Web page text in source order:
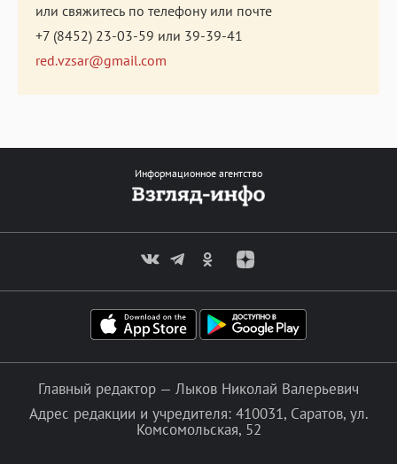
или свяжитесь по телефону или почте
+7 (8452) 23-03-59 или 39-39-41
red.vzsar@gmail.com
Информационное агентство
Главный редактор — Лыков Николай Валерьевич
Адрес редакции и учредителя: 410031, Саратов, ул.
Комсомольская, 52